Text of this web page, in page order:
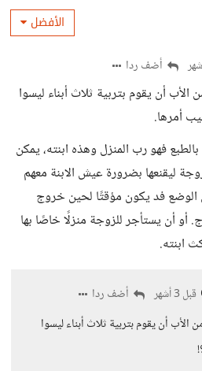
الأفضل
أضف ردا
أن يقوم بتربية ثلاث أبناء ليسوا
أمرها.
فهو رب المنزل وهذه ابنته، يمكن
ليقنعها بضرورة عيش الابنة معهم
الوضع فد يكون مؤقتًا لحين خروج
أو أن يستأجر للزوجة منزلًا خاصًا بها
ابنته.
قبل 3 أشهر
أضف ردا
الأب أن يقوم بتربية ثلاث أبناء ليسوا